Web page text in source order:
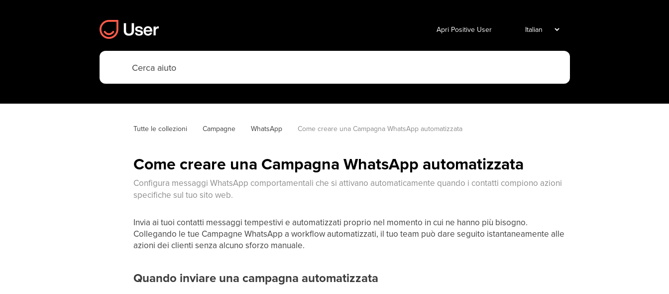
Apri Positive User
Tutte le collezioni Campagne WhatsApp Come creare una Campagna WhatsApp automatizzata
Come creare una Campagna WhatsApp automatizzata
Configura messaggi WhatsApp comportamentali che si attivano automaticamente quando i contatti compiono azioni
specifiche sul tuo sito web.
Invia ai tuoi contatti messaggi tempestivi e automatizzati proprio nel momento in cui ne hanno più bisogno.
Collegando le tue Campagne WhatsApp a workflow automatizzati, il tuo team può dare seguito istantaneamente alle
azioni dei clienti senza alcuno sforzo manuale.
Quando inviare una campagna automatizzata